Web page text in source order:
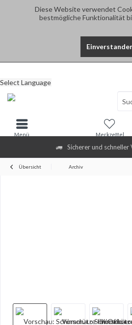
Diese Website verwendet
bestmögliche Funktionalität
Sicherer und schneller
Select Language
Merkzettel
Menü
Übersicht Archiv